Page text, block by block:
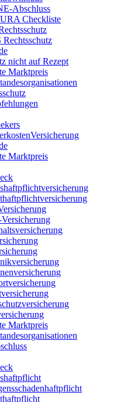
Abschluss
Checkliste
nicht auf Rezept
Marktpreis
Marktpreis
Marktpreis